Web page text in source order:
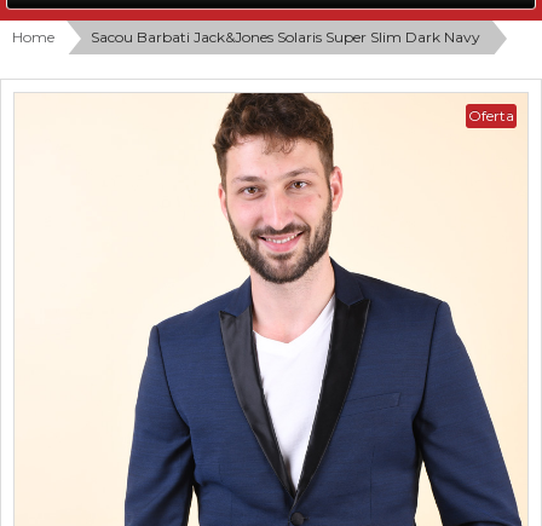
FEMEI
BARBATI
Home Sacou Barbati Jack&Jones Solaris Super Slim Dark Navy
Oferta